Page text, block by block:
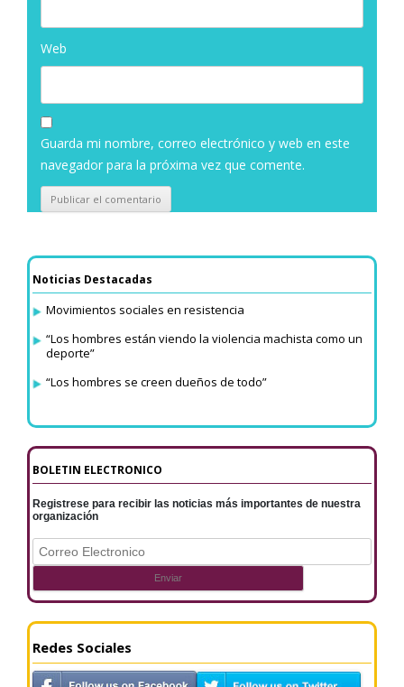
Web
Guarda mi nombre, correo electrónico y web en este
navegador para la próxima vez que comente.
Noticias Destacadas
Movimientos sociales en resistencia
“Los hombres están viendo la violencia machista como un
deporte”
“Los hombres se creen dueños de todo”
BOLETIN ELECTRONICO
Registrese para recibir las noticias más importantes de nuestra
organización
Redes Sociales